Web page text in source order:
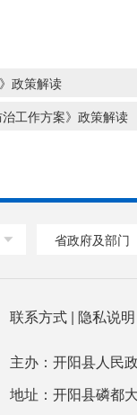
政策解读
工作方案》政策解读
省政府及部门
联系方式| 隐私说
主办：开阳县人民
地址：开阳县磷都